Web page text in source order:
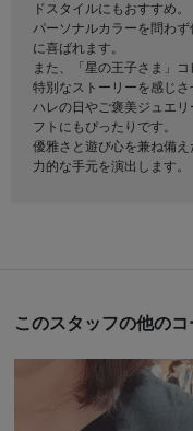
ドスタイルにもおすすめ。
パーソナルカラーを問わ
に喜ばれます。
また、「星の王子さま」
特別なストーリーを感じさ
ハレの日やご褒美ジュエ
フトにもぴったりです。
優雅さと遊び心を兼ね備
力的な手元を演出します。
このスタッフの他のコ